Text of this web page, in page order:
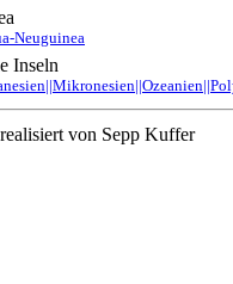
Neuguinea
Inseln
von Sepp Kuffer